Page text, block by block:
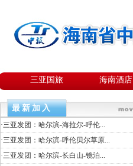
三亚国旅 海南酒店
最新加入
·三亚发团：哈尔滨-海拉尔-呼伦...
·三亚发团：哈尔滨-呼伦贝尔草原...
·三亚发团：哈尔滨-长白山-镜泊...